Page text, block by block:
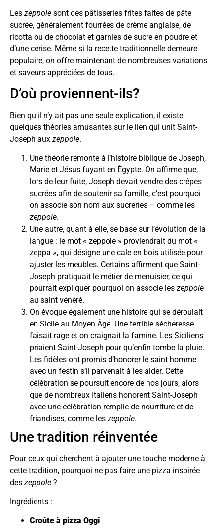
Les zeppole sont des pâtisseries frites faites de pâte
sucrée, généralement fourrées de crème anglaise, de
ricotta ou de chocolat et garnies de sucre en poudre et
d’une cerise. Même si la recette traditionnelle demeure
populaire, on offre maintenant de nombreuses variations
et saveurs appréciées de tous.
D’où proviennent-ils?
Bien qu’il n’y ait pas une seule explication, il existe
quelques théories amusantes sur le lien qui unit Saint-
Joseph aux zeppole.
Une théorie remonte à l’histoire biblique de Joseph,
Marie et Jésus fuyant en Égypte. On affirme que,
lors de leur fuite, Joseph devait vendre des crêpes
sucrées afin de soutenir sa famille, c’est pourquoi
on associe son nom aux sucreries – comme les
zeppole.
Une autre, quant à elle, se base sur l’évolution de la
langue : le mot « zeppole » proviendrait du mot «
zeppa », qui désigne une cale en bois utilisée pour
ajuster les meubles. Certains affirment que Saint-
Joseph pratiquait le métier de menuisier, ce qui
pourrait expliquer pourquoi on associe les zeppole
au saint vénéré.
On évoque également une histoire qui se déroulait
en Sicile au Moyen Âge. Une terrible sécheresse
faisait rage et on craignait la famine. Les Siciliens
priaient Saint-Joseph pour qu’enfin tombe la pluie.
Les fidèles ont promis d’honorer le saint homme
avec un festin s’il parvenait à les aider. Cette
célébration se poursuit encore de nos jours, alors
que de nombreux Italiens honorent Saint-Joseph
avec une célébration remplie de nourriture et de
friandises, comme les zeppole.
Une tradition réinventée
Pour ceux qui cherchent à ajouter une touche moderne à
cette tradition, pourquoi ne pas faire une pizza inspirée
des zeppole ?
Ingrédients :
Croûte à pizza Oggi